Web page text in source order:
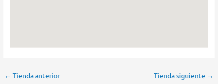
← Tienda anterior Tienda siguiente →